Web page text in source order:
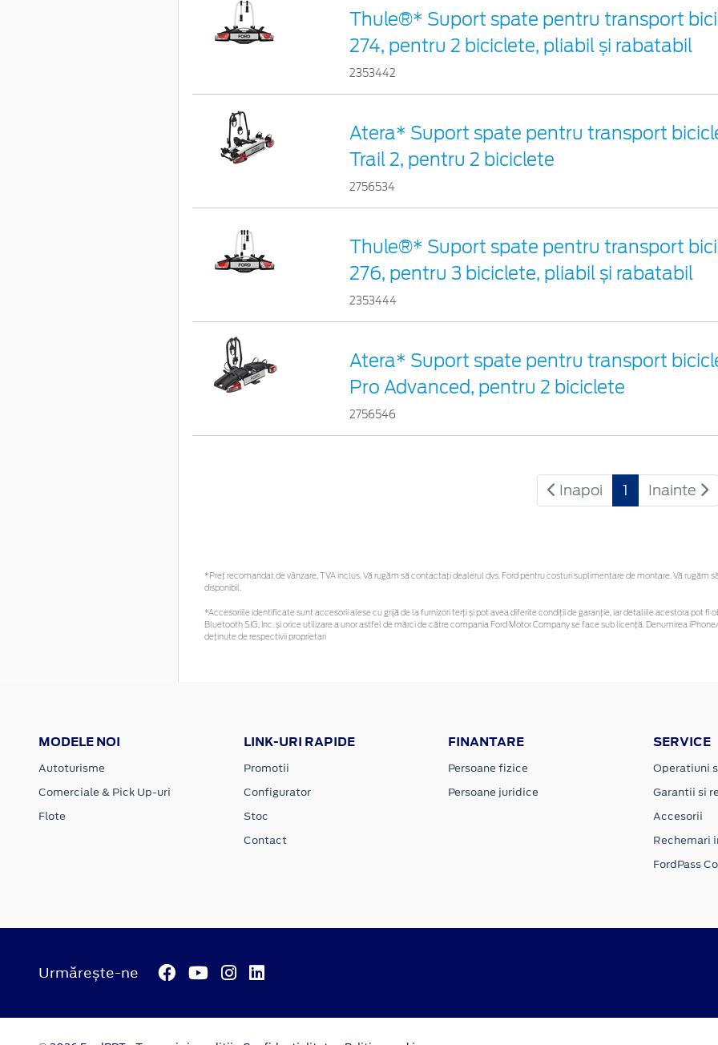
Thule®* Suport spate pentru transport
274, pentru 2 biciclete, pliabil și rabatabil
2353442
Atera* Suport spate pentru transport
Trail 2, pentru 2 biciclete
2756534
Thule®* Suport spate pentru transport
276, pentru 3 biciclete, pliabil și rabatabil
2353444
Atera* Suport spate pentru transport
Pro Advanced, pentru 2 biciclete
2756546
Inapoi 1 Inainte
*Preţ recomandat de vânzare, TVA inclus. Vă rugăm să contactaţi dealerul dvs. Ford pentru costuri suplimentare de montare. Vă
disponibil.
*Accesoriile identificate sunt accesorii alese cu grijă de la furnizori terți și pot avea diferite condiții de garanție, iar detaliile acestora pot
Bluetooth SIG, Inc. și orice utilizare a unor astfel de mărci de către compania Ford Motor Company se face sub licență. Denumirea
deținute de respectivii proprietari
MODELE NOI
Autoturisme
Comerciale & Pick Up-uri
Flote
LINK-URI RAPIDE
Promotii
Configurator
Stoc
Contact
FINANTARE
Persoane fizice
Persoane juridice
SERVICE
Operatiuni
Garantii si
Accesorii
Rechemari
FordPass
Urmărește-ne